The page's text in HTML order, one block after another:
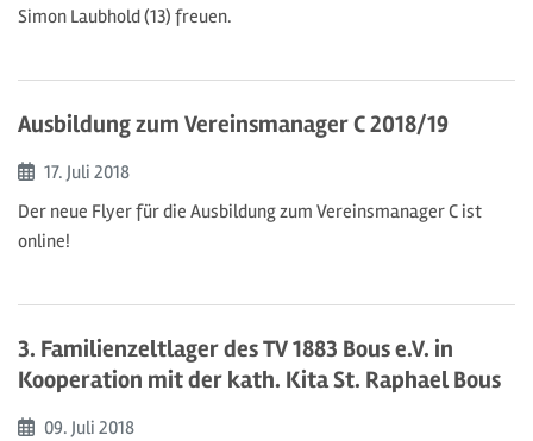
Simon Laubhold (13) freuen.
Ausbildung zum Vereinsmanager C 2018/19
Beginn:
17. Juli 2018
Der neue Flyer für die Ausbildung zum Vereinsmanager C ist
online!
3. Familienzeltlager des TV 1883 Bous e.V. in
Kooperation mit der kath. Kita St. Raphael Bous
Beginn:
09. Juli 2018